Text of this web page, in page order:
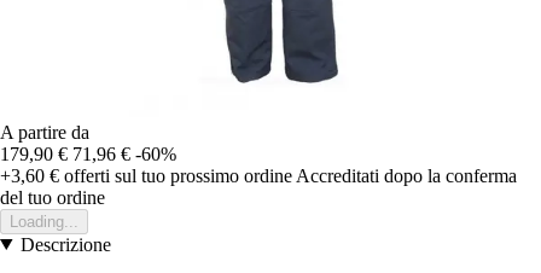
A partire da
179,90 € 71,96 € -60%
+3,60 € offerti sul tuo prossimo ordine Accreditati dopo la conferma
del tuo ordine
Loading...
Descrizione